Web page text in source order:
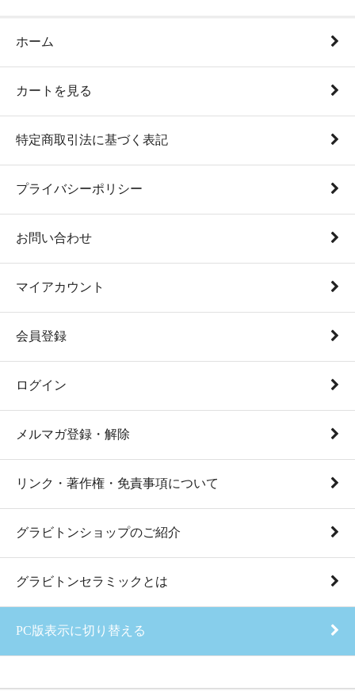
ホーム
カートを見る
特定商取引法に基づく表記
プライバシーポリシー
お問い合わせ
マイアカウント
会員登録
ログイン
メルマガ登録・解除
リンク・著作権・免責事項について
グラビトンショップのご紹介
グラビトンセラミックとは
PC版表示に切り替える